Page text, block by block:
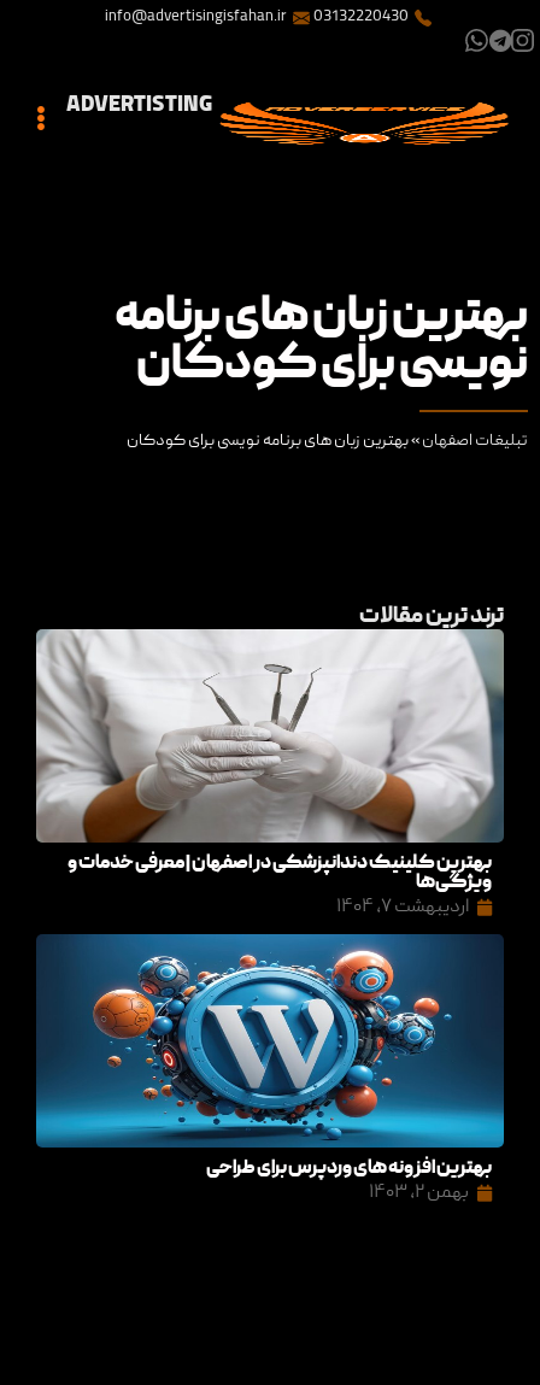
03132220430
info@advertisingisfahan.ir
ADVERTISTING
بهترین زبان های برنامه
نویسی برای کودکان
تبلیغات اصفهان»بهترین زبان های برنامه نویسی برای کودکان
ترند ترین مقالات
بهترین کلینیک دندانپزشکی در اصفهان | معرفی خدمات و
ویژگی‌ها
اردیبهشت ۷, ۱۴۰۴
بهترین افزونه های وردپرس برای طراحی
بهمن ۲, ۱۴۰۳